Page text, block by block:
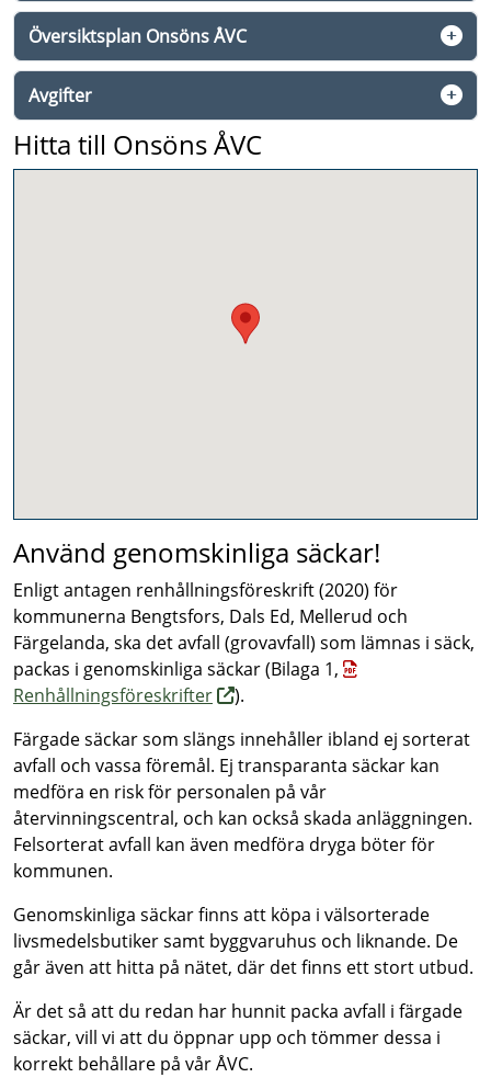
Översiktsplan Onsöns ÅVC
Avgifter
Hitta till Onsöns ÅVC
Använd genomskinliga säckar!
Enligt antagen renhållningsföreskrift (2020) för
kommunerna Bengtsfors, Dals Ed, Mellerud och
Färgelanda, ska det avfall (grovavfall) som lämnas i säck,
packas i genomskinliga säckar (Bilaga 1,
Renhållningsföreskrifter
).
Färgade säckar som slängs innehåller ibland ej sorterat
avfall och vassa föremål. Ej transparanta säckar kan
medföra en risk för personalen på vår
återvinningscentral, och kan också skada anläggningen.
Felsorterat avfall kan även medföra dryga böter för
kommunen.
Genomskinliga säckar finns att köpa i välsorterade
livsmedelsbutiker samt byggvaruhus och liknande. De
går även att hitta på nätet, där det finns ett stort utbud.
Är det så att du redan har hunnit packa avfall i färgade
säckar, vill vi att du öppnar upp och tömmer dessa i
korrekt behållare på vår ÅVC.